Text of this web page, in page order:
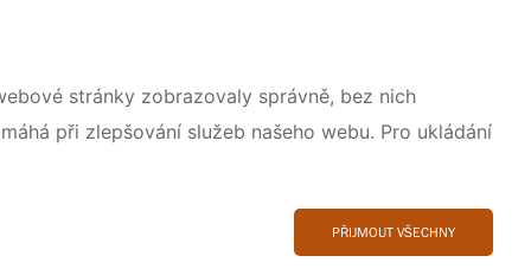
stránky zobrazovaly správně, bez nich
při zlepšování služeb našeho webu. Pro ukládání
PŘIJMOUT VŠECHNY